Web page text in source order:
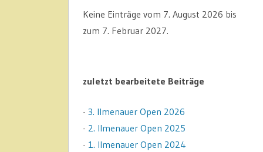
Keine Einträge vom 7. August 2026 bis
zum 7. Februar 2027.
zuletzt bearbeitete Beiträge
- 3. Ilmenauer Open 2026
- 2. Ilmenauer Open 2025
- 1. Ilmenauer Open 2024